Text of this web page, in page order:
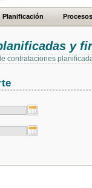
Planificación Procesos
y
contrataciones